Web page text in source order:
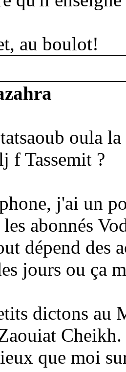
au boulot!
oula la
f Tassemit ?
j'ai un
abonnés
dépend des
jours ou ça
dictons au
que moi